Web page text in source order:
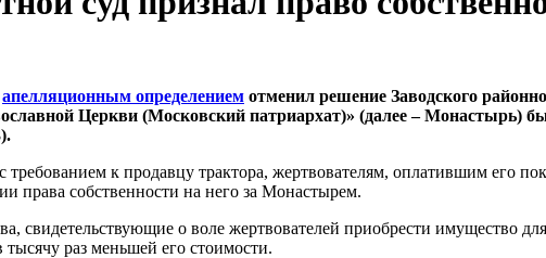
апелляционным определением отменил решение Заводского
Церкви (Московский патриархат)» (далее – Монастырь)
требованием к продавцу трактора, жертвователям, оплатившим его
права собственности на него за Монастырем.
свидетельствующие о воле жертвователей приобрести имущество
раз меньшей его стоимости.